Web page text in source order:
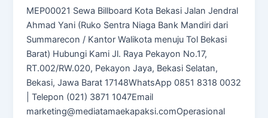
MEP00021 Sewa Billboard Kota Bekasi Jalan Jendral
Ahmad Yani (Ruko Sentra Niaga Bank Mandiri dari
Summarecon / Kantor Walikota menuju Tol Bekasi
Barat) Hubungi Kami Jl. Raya Pekayon No.17,
RT.002/RW.020, Pekayon Jaya, Bekasi Selatan,
Bekasi, Jawa Barat 17148WhatsApp 0851 8318 0032
| Telepon (021) 3871 1047Email
marketing@mediatamaekapaksi.comOperasional